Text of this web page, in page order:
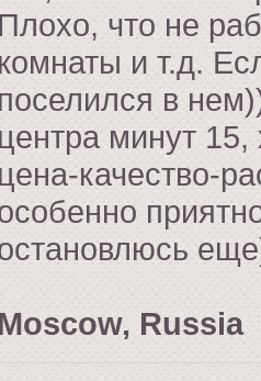
Плохо, что не
комнаты и т.д.
поселился в
центра минут
цена-качество-
Moscow, Russia